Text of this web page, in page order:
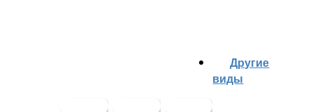
Другие
виды